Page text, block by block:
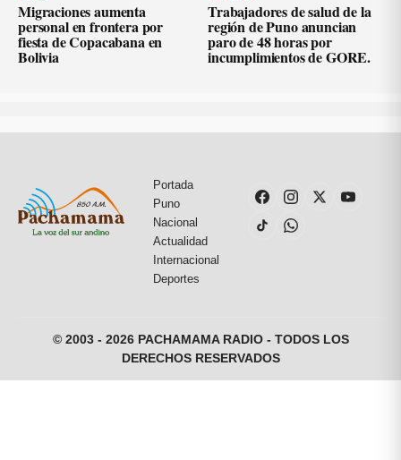
Migraciones aumenta
personal en frontera por
fiesta de Copacabana en
Bolivia
Trabajadores de salud de la
región de Puno anuncian
paro de 48 horas por
incumplimientos de GORE.
Portada
Puno
Nacional
Actualidad
Internacional
Deportes
© 2003 - 2026 PACHAMAMA RADIO - TODOS LOS
DERECHOS RESERVADOS